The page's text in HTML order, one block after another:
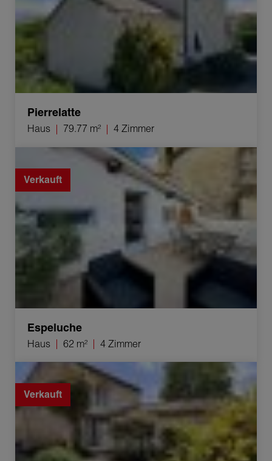
Pierrelatte
Haus 79.77 m² 4 Zimmer
Verkauf Haus Espeluche 4 Zimmer 62 m²
Verkauft
Espeluche
Haus 62 m² 4 Zimmer
Verkauf Anwesen Montélimar 11 Zimmer 350 m²
Verkauft